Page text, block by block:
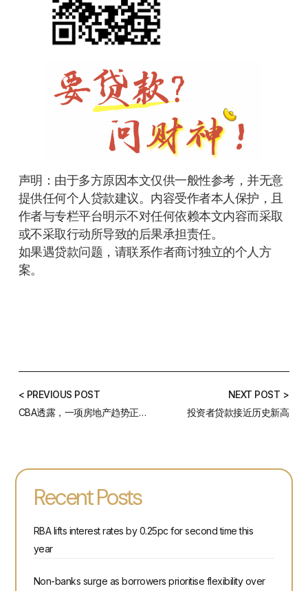
声明：由于多方原因本文仅供一般性参考，并无意
提供任何个人贷款建议。内容受作者本人保护，且
作者与专栏平台明示不对任何依赖本文内容而采取
或不采取行动所导致的后果承担责任。
如果遇贷款问题，请联系作者商讨独立的个人方
案。
< PREVIOUS POST
CBA透露，一项房地产趋势正吸引越来越多的首次置业者涌入市场
NEXT POST >
投资者贷款接近历史新高
Recent Posts
RBA lifts interest rates by 0.25pc for second time this
year
Non-banks surge as borrowers prioritise flexibility over